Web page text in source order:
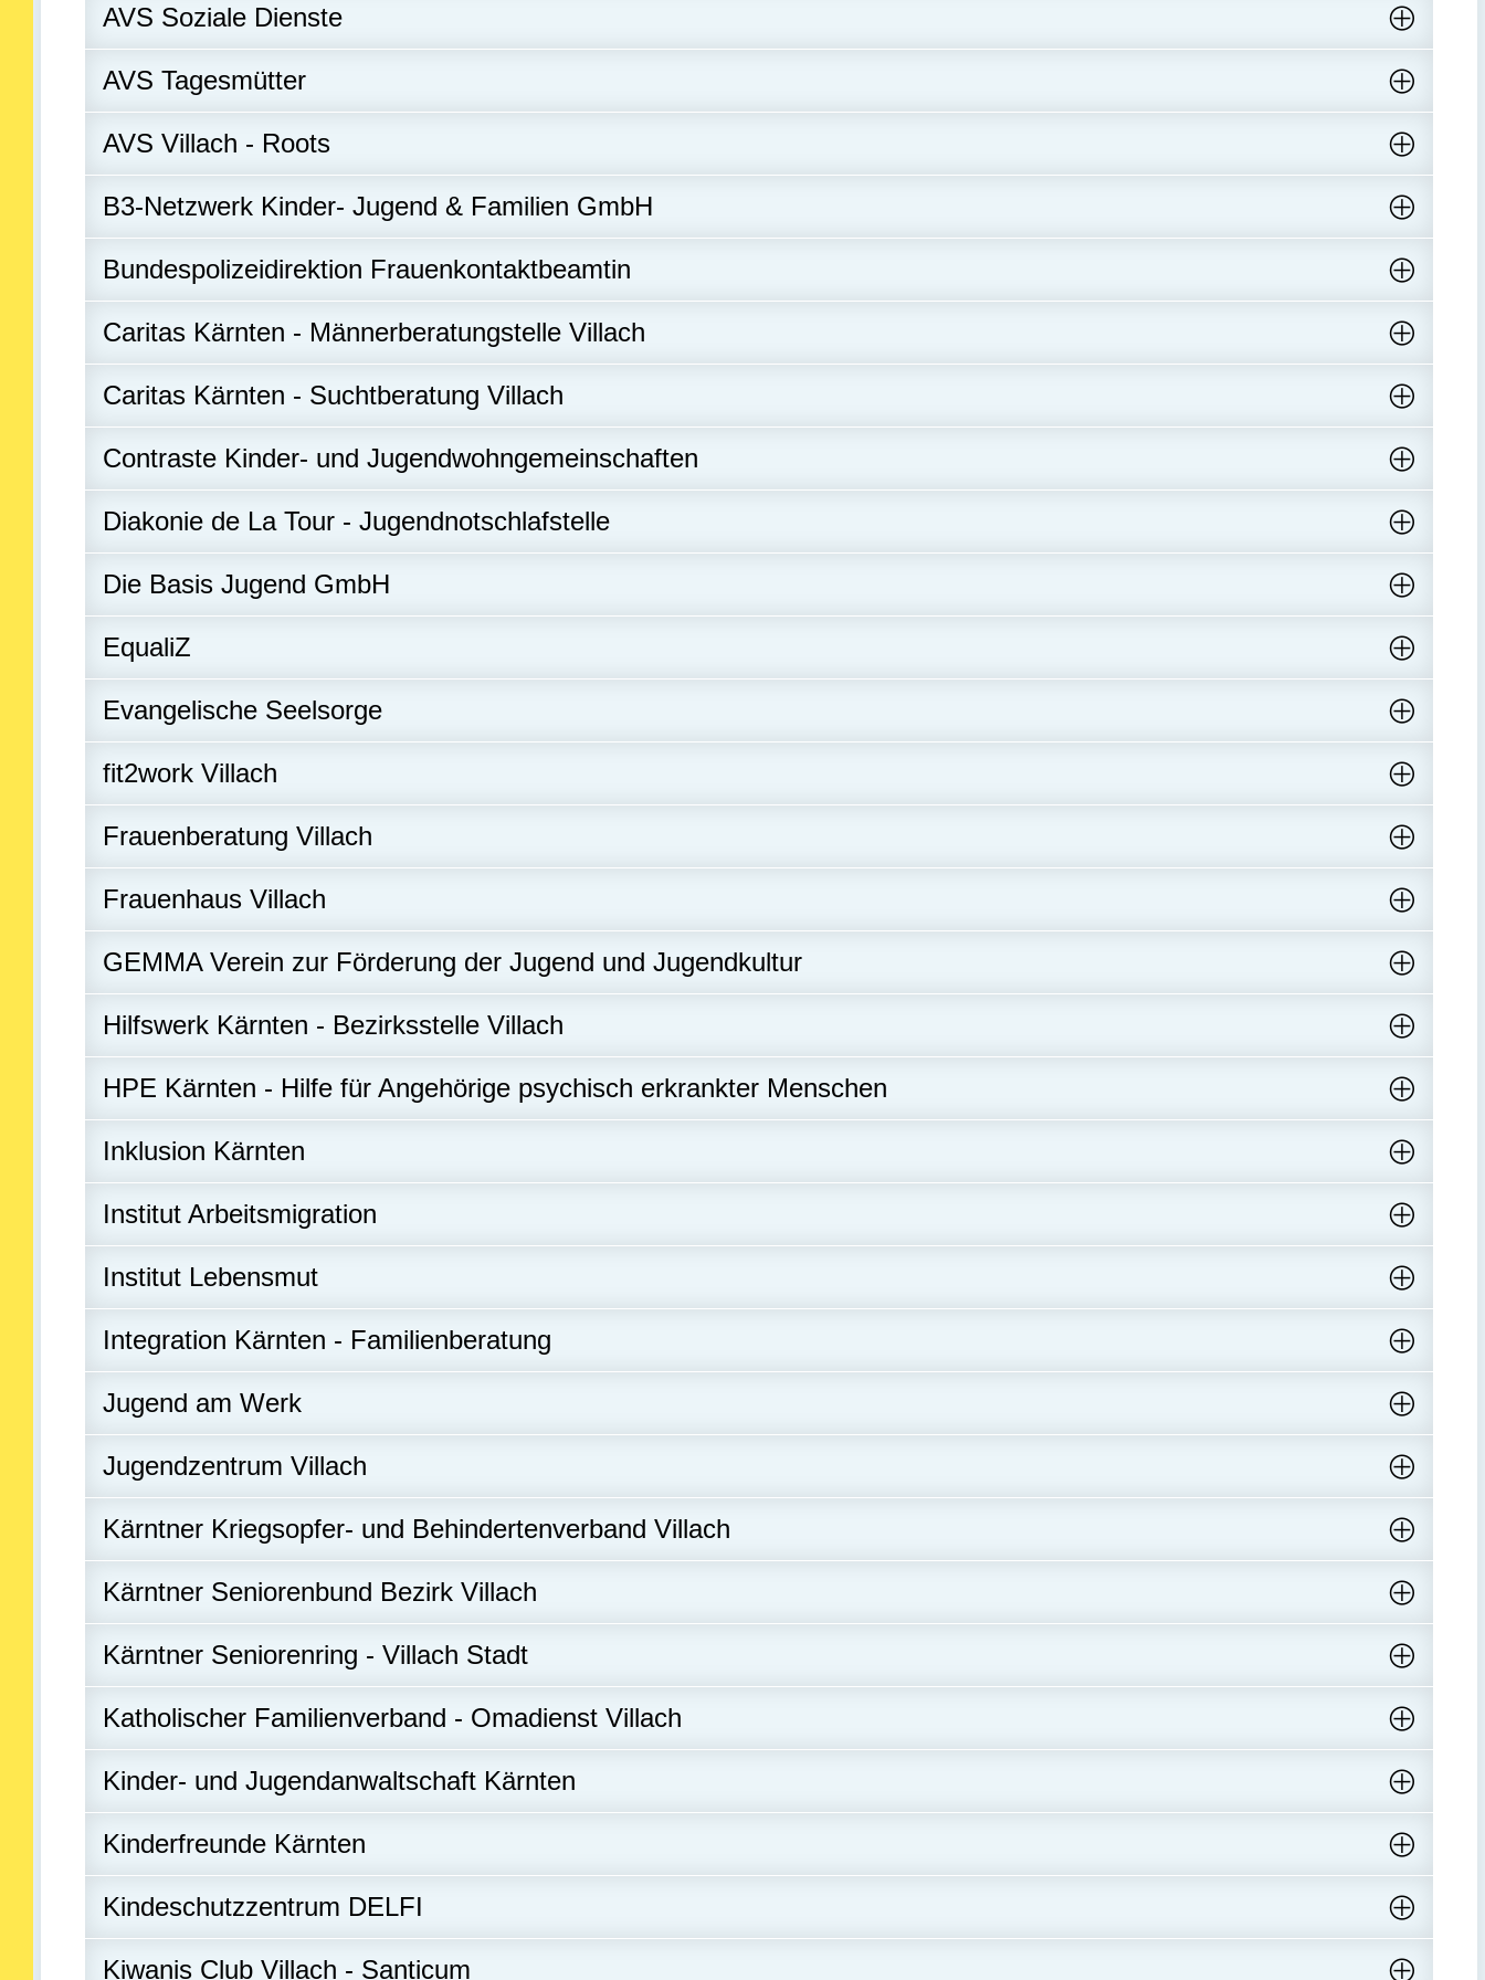
AVS Soziale Dienste
AVS Tagesmütter
AVS Villach - Roots
B3-Netzwerk Kinder- Jugend & Familien GmbH
Bundespolizeidirektion Frauenkontaktbeamtin
Caritas Kärnten - Männerberatungstelle Villach
Caritas Kärnten - Suchtberatung Villach
Contraste Kinder- und Jugendwohngemeinschaften
Diakonie de La Tour - Jugendnotschlafstelle
Die Basis Jugend GmbH
EqualiZ
Evangelische Seelsorge
fit2work Villach
Frauenberatung Villach
Frauenhaus Villach
GEMMA Verein zur Förderung der Jugend und Jugendkultur
Hilfswerk Kärnten - Bezirksstelle Villach
HPE Kärnten - Hilfe für Angehörige psychisch erkrankter Menschen
Inklusion Kärnten
Institut Arbeitsmigration
Institut Lebensmut
Integration Kärnten - Familienberatung
Jugend am Werk
Jugendzentrum Villach
Kärntner Kriegsopfer- und Behindertenverband Villach
Kärntner Seniorenbund Bezirk Villach
Kärntner Seniorenring - Villach Stadt
Katholischer Familienverband - Omadienst Villach
Kinder- und Jugendanwaltschaft Kärnten
Kinderfreunde Kärnten
Kindeschutzzentrum DELFI
Kiwanis Club Villach - Santicum